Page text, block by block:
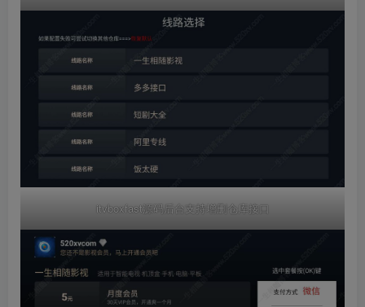
itvboxfast源码后台支持增删仓库接口